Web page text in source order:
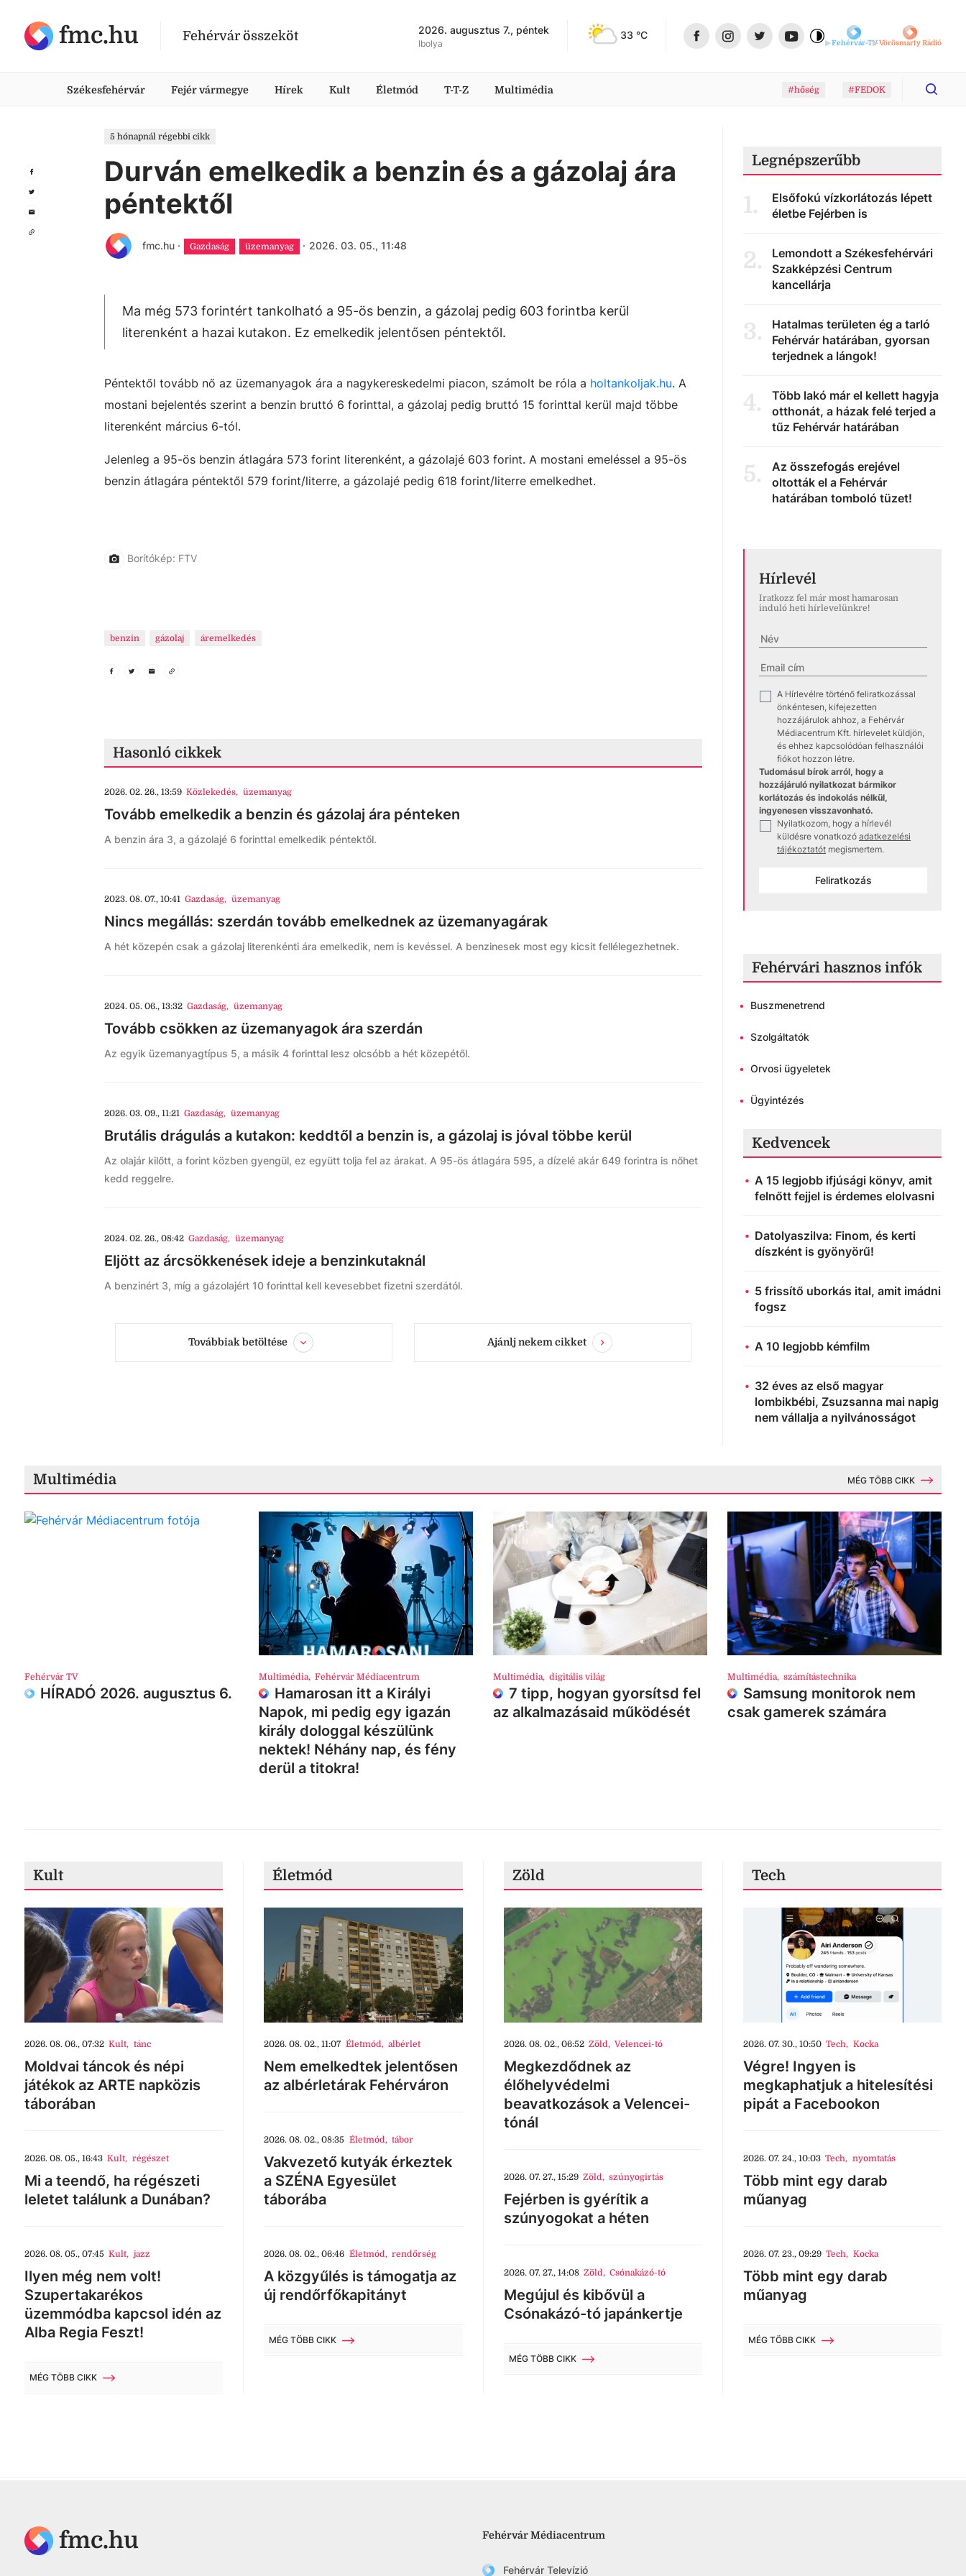
fmc.hu Fehérvár összeköt 2026. augusztus 7., péntek
Ibolya
33 °C
Fehérvár-TVVörösmarty Rádió
Székesfehérvár Fejér vármegye Hírek Kult Életmód T-T-Z Multimédia #hőség #FEDOK
5 hónapnál régebbi cikk
Durván emelkedik a benzin és a gázolaj ára
péntektől
fmc.hu · Gazdaság üzemanyag · 2026. 03. 05., 11:48
Ma még 573 forintért tankolható a 95-ös benzin, a gázolaj pedig 603 forintba kerül
literenként a hazai kutakon. Ez emelkedik jelentősen péntektől.
Péntektől tovább nő az üzemanyagok ára a nagykereskedelmi piacon, számolt be róla a holtankoljak.hu. A
mostani bejelentés szerint a benzin bruttó 6 forinttal, a gázolaj pedig bruttó 15 forinttal kerül majd többe
literenként március 6-tól.
Jelenleg a 95-ös benzin átlagára 573 forint literenként, a gázolajé 603 forint. A mostani emeléssel a 95-ös
benzin átlagára péntektől 579 forint/literre, a gázolajé pedig 618 forint/literre emelkedhet.
Borítókép: FTV
benzin gázolaj áremelkedés
Hasonló cikkek
2026. 02. 26., 13:59 Közlekedés, üzemanyag
Tovább emelkedik a benzin és gázolaj ára pénteken
A benzin ára 3, a gázolajé 6 forinttal emelkedik péntektől.
2023. 08. 07., 10:41 Gazdaság, üzemanyag
Nincs megállás: szerdán tovább emelkednek az üzemanyagárak
A hét közepén csak a gázolaj literenkénti ára emelkedik, nem is kevéssel. A benzinesek most egy kicsit fellélegezhetnek.
2024. 05. 06., 13:32 Gazdaság, üzemanyag
Tovább csökken az üzemanyagok ára szerdán
Az egyik üzemanyagtípus 5, a másik 4 forinttal lesz olcsóbb a hét közepétől.
2026. 03. 09., 11:21 Gazdaság, üzemanyag
Brutális drágulás a kutakon: keddtől a benzin is, a gázolaj is jóval többe kerül
Az olajár kilőtt, a forint közben gyengül, ez együtt tolja fel az árakat. A 95-ös átlagára 595, a dízelé akár 649 forintra is nőhet
kedd reggelre.
2024. 02. 26., 08:42 Gazdaság, üzemanyag
Eljött az árcsökkenések ideje a benzinkutaknál
A benzinért 3, míg a gázolajért 10 forinttal kell kevesebbet fizetni szerdától.
Továbbiak betöltése Ajánlj nekem cikket
Legnépszerűbb
1.
Elsőfokú vízkorlátozás lépett
életbe Fejérben is
2.
Lemondott a Székesfehérvári
Szakképzési Centrum
kancellárja
3.
Hatalmas területen ég a tarló
Fehérvár határában, gyorsan
terjednek a lángok!
4.
Több lakó már el kellett hagyja
otthonát, a házak felé terjed a
tűz Fehérvár határában
5.
Az összefogás erejével
oltották el a Fehérvár
határában tomboló tüzet!
Hírlevél
Iratkozz fel már most hamarosan
induló heti hírlevelünkre!
A Hírlevélre történő feliratkozással
önkéntesen, kifejezetten
hozzájárulok ahhoz, a Fehérvár
Médiacentrum Kft. hírlevelet küldjön,
és ehhez kapcsolódóan felhasználói
fiókot hozzon létre.
Tudomásul bírok arról, hogy a
hozzájáruló nyilatkozat bármikor
korlátozás és indokolás nélkül,
ingyenesen visszavonható.
Nyilatkozom, hogy a hírlevél
küldésre vonatkozó adatkezelési
tájékoztatót megismertem.
Feliratkozás
Fehérvári hasznos infók
• Buszmenetrend
• Szolgáltatók
• Orvosi ügyeletek
• Ügyintézés
Kedvencek
A 15 legjobb ifjúsági könyv, amit
felnőtt fejjel is érdemes elolvasni
Datolyaszilva: Finom, és kerti
díszként is gyönyörű!
5 frissítő uborkás ital, amit imádni
fogsz
A 10 legjobb kémfilm
32 éves az első magyar
lombikbébi, Zsuzsanna mai napig
nem vállalja a nyilvánosságot
Multimédia MÉG TÖBB CIKK
Fehérvár TV
HÍRADÓ 2026. augusztus 6.
Multimédia, Fehérvár Médiacentrum
Hamarosan itt a Királyi
Napok, mi pedig egy igazán
király dologgal készülünk
nektek! Néhány nap, és fény
derül a titokra!
Multimédia, digitális világ
7 tipp, hogyan gyorsítsd fel
az alkalmazásaid működését
Multimédia, számítástechnika
Samsung monitorok nem
csak gamerek számára
Kult
2026. 08. 06., 07:32 Kult, tánc
Moldvai táncok és népi
játékok az ARTE napközis
táborában
2026. 08. 05., 16:43 Kult, régészet
Mi a teendő, ha régészeti
leletet találunk a Dunában?
2026. 08. 05., 07:45 Kult, jazz
Ilyen még nem volt!
Szupertakarékos
üzemmódba kapcsol idén az
Alba Regia Feszt!
MÉG TÖBB CIKK
Életmód
2026. 08. 02., 11:07 Életmód, albérlet
Nem emelkedtek jelentősen
az albérletárak Fehérváron
2026. 08. 02., 08:35 Életmód, tábor
Vakvezető kutyák érkeztek
a SZÉNA Egyesület
táborába
2026. 08. 02., 06:46 Életmód, rendőrség
A közgyűlés is támogatja az
új rendőrfőkapitányt
MÉG TÖBB CIKK
Zöld
2026. 08. 02., 06:52 Zöld, Velencei-tó
Megkezdődnek az
élőhelyvédelmi
beavatkozások a Velencei-
tónál
2026. 07. 27., 15:29 Zöld, szúnyogirtás
Fejérben is gyérítik a
szúnyogokat a héten
2026. 07. 27., 14:08 Zöld, Csónakázó-tó
Megújul és kibővül a
Csónakázó-tó japánkertje
MÉG TÖBB CIKK
Tech
2026. 07. 30., 10:50 Tech, Kocka
Végre! Ingyen is
megkaphatjuk a hitelesítési
pipát a Facebookon
2026. 07. 24., 10:03 Tech, nyomtatás
Több mint egy darab
műanyag
2026. 07. 23., 09:29 Tech, Kocka
Több mint egy darab
műanyag
MÉG TÖBB CIKK
fmc.hu Fehérvár Médiacentrum
Fehérvár Televízió